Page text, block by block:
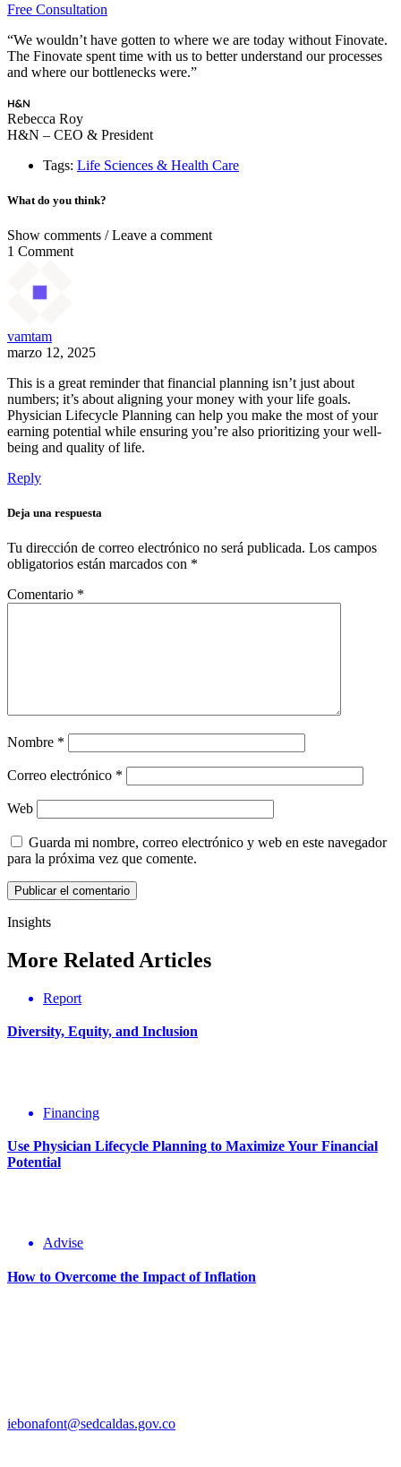
Free Consultation
“We wouldn’t have gotten to where we are today without Finovate.
The Finovate spent time with us to better understand our processes
and where our bottlenecks were.”
Rebecca Roy
H&N – CEO & President
Tags: Life Sciences & Health Care
What do you think?
Show comments / Leave a comment
1 Comment
vamtam
marzo 12, 2025
This is a great reminder that financial planning isn’t just about
numbers; it’s about aligning your money with your life goals.
Physician Lifecycle Planning can help you make the most of your
earning potential while ensuring you’re also prioritizing your well-
being and quality of life.
Reply
Deja una respuesta
Tu dirección de correo electrónico no será publicada. Los campos
obligatorios están marcados con *
Comentario *
Nombre *
Correo electrónico *
Web
Guarda mi nombre, correo electrónico y web en este navegador
para la próxima vez que comente.
Insights
More RelatedArticles
Report
Diversity, Equity, and Inclusion
Financing
Use Physician Lifecycle Planning to Maximize Your Financial
Potential
Advise
How to Overcome the Impact of Inflation
iebonafont@sedcaldas.gov.co